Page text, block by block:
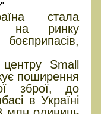
стала
на ринку
Small
поширення
зброї, до
в Україні